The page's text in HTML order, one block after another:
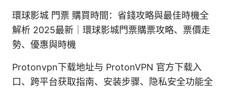
環球影城 門票 購買時間：省錢攻略與最佳時機全
解析 2025最新｜環球影城門票購票攻略、票價走
勢、優惠與時機
Protonvpn下载地址与 ProtonVPN 官方下载入
口、跨平台获取指南、安装步骤、隐私安全功能全